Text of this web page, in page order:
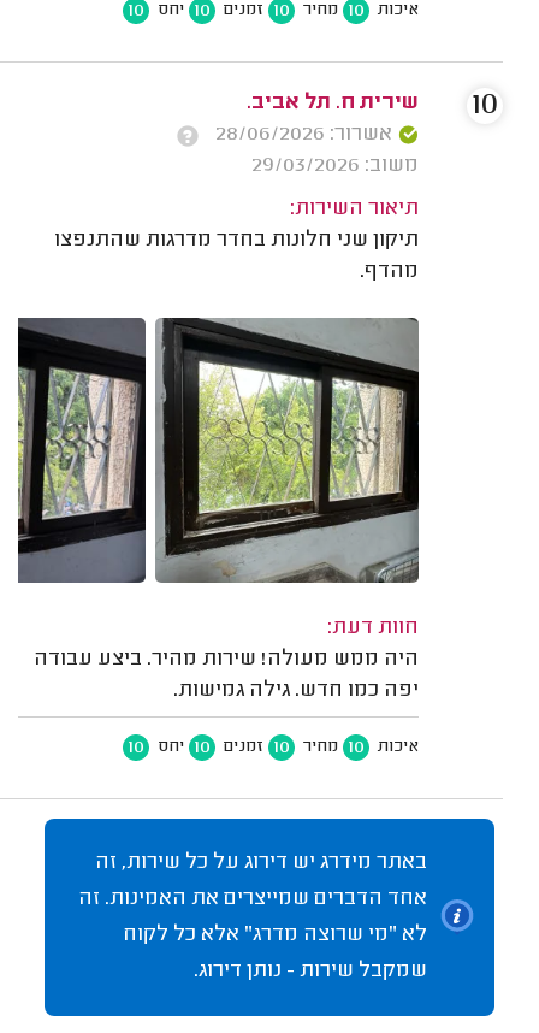
איכות 10 מחיר 10 זמנים 10 יחס 10
שירית ח. תל אביב.
אשרור: 28/06/2026
משוב: 29/03/2026
תיאור השירות:
תיקון שני חלונות בחדר מדרגות שהתנפצו
מהדף.
חוות דעת:
היה ממש מעולה! שירות מהיר. ביצע עבודה
יפה כמו חדש. גילה גמישות.
איכות 10 מחיר 10 זמנים 10 יחס 10
10
באתר מידרג יש דירוג על כל שירות, זה
אחד הדברים שמייצרים את האמינות. זה
לא "מי שרוצה מדרג" אלא כל לקוח
שמקבל שירות - נותן דירוג.